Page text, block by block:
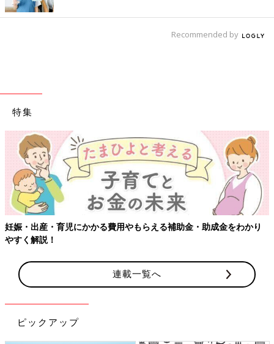
Recommended by
特集
り 【ワクチン接種できるものも】妊婦の感染症対策、知ってお
連載一覧へ
ピックアップ